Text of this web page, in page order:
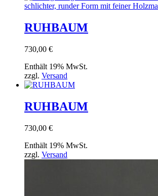
RUHBAUM
730,00 €
Enthält 19% MwSt.
zzgl. Versand
RUHBAUM
730,00 €
Enthält 19% MwSt.
zzgl. Versand